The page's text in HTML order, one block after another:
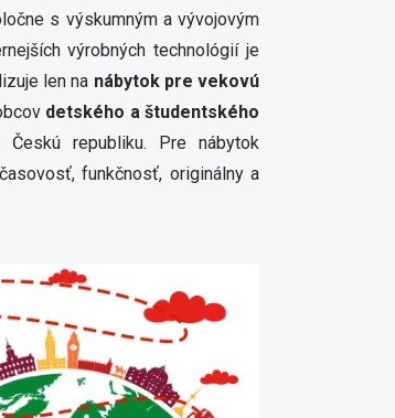
s výskumným a vývojovým
výrobných technológií je
len na nábytok pre vekovú
detského a študentského
republiku. Pre nábytok
funkčnosť, originálny a